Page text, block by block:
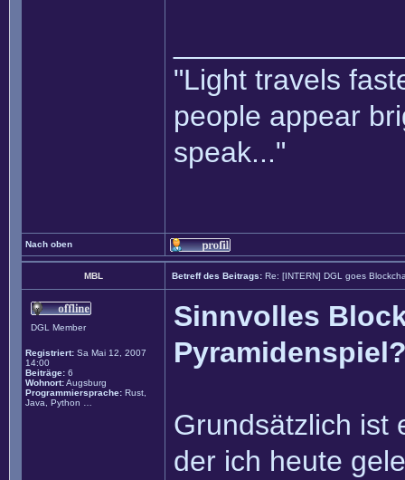
"Light travels
people appear
speak..."
Nach oben
MBL Betreff des Beitrags: Re: [INTERN] DGL goes
DGL Member
Registriert: Sa Mai 12, 2007
14:00
Beiträge: 6
Wohnort:Augsburg
Programmiersprache: Rust,
Java, Python …
Sinnvolles
Grundsätzlich ist
der ich heute